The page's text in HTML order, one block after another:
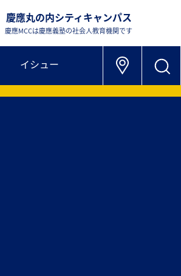
慶應丸の内シティキャンパス
慶應MCCは慶應義塾の社会人教育機関です
イシュー